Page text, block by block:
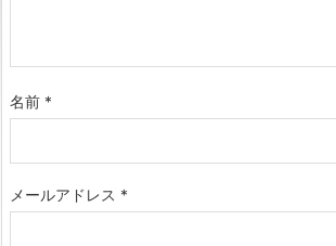
名前 *
メールアドレス *